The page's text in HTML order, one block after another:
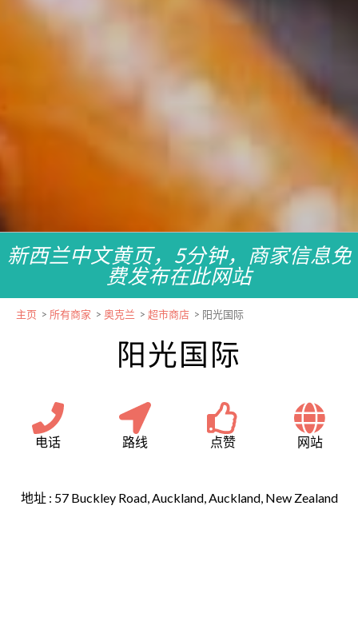
新西兰中文黄页，5分钟，商家信息免
费发布在此网站
主页 > 所有商家 > 奥克兰 > 超市商店 > 阳光国际
阳光国际
电话 路线 点赞 网站
地址 : 57 Buckley Road, Auckland, Auckland, New Zealand